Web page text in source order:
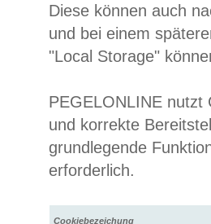
Diese können auch
und bei einem
"Local Storage"
PEGELONLINE nutzt
und korrekte
grundlegende
erforderlich.
Cookiebezeichung